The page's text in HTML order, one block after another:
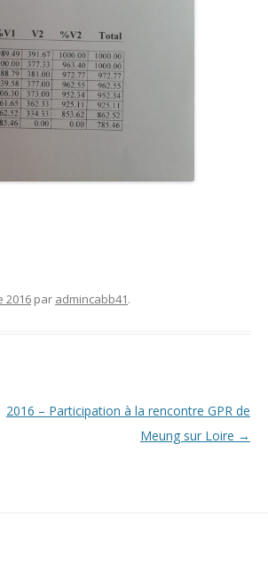
2016 par admincabb41.
2016 – Participation à la rencontre GPR de
Meung sur Loire →